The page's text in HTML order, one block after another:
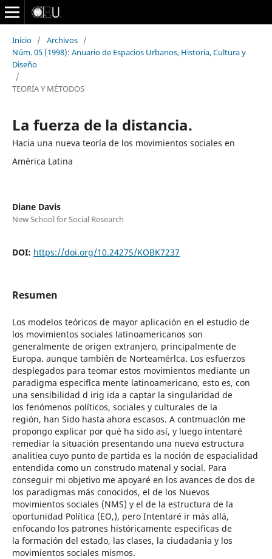
Inicio / Archivos /
Núm. 05 (1998): Anuario de Espacios Urbanos, Historia, Cultura y
Diseño
/
TEORÍA Y MÉTODOS
La fuerza de la distancia.
Hacia una nueva teoría de los movimientos sociales en
América Latina
Diane Davis
New School for Social Research
DOI: https://doi.org/10.24275/KOBK7237
Resumen
Los modelos teóricos de mayor aplicación en el estudio de
los movimientos sociales latinoamericanos son
generalmente de origen extranjero, principalmente de
Europa. aunque también de Norteamérlca. Los esfuerzos
desplegados para teomar estos movimientos mediante un
paradigma especiflca mente latinoamericano, esto es, con
una sensibilidad d irig ida a captar la singularidad de
los fenómenos políticos, sociales y culturales de la
región, han Sido hasta ahora escasos. A contmuaclón me
propongo explicar por qué ha sido así, y luego intentaré
remediar la situación presentando una nueva estructura
analitiea cuyo punto de partida es la noción de espacialidad
entendida como un construdo matenal y social. Para
conseguir mi objetivo me apoyaré en los avances de dos de
los paradigmas más conocidos, el de los Nuevos
movimientos sociales (NMS) y el de la estructura de la
oportunidad Política (EO,), pero Intentaré ir más allá,
enfocando los patrones históricamente especificas de
la formación del estado, las clases, la ciudadania y los
movimientos sociales mismos.